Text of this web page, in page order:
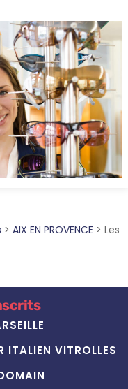
> AIX EN PROVENCE > Les
ITALIEN VITROLLES